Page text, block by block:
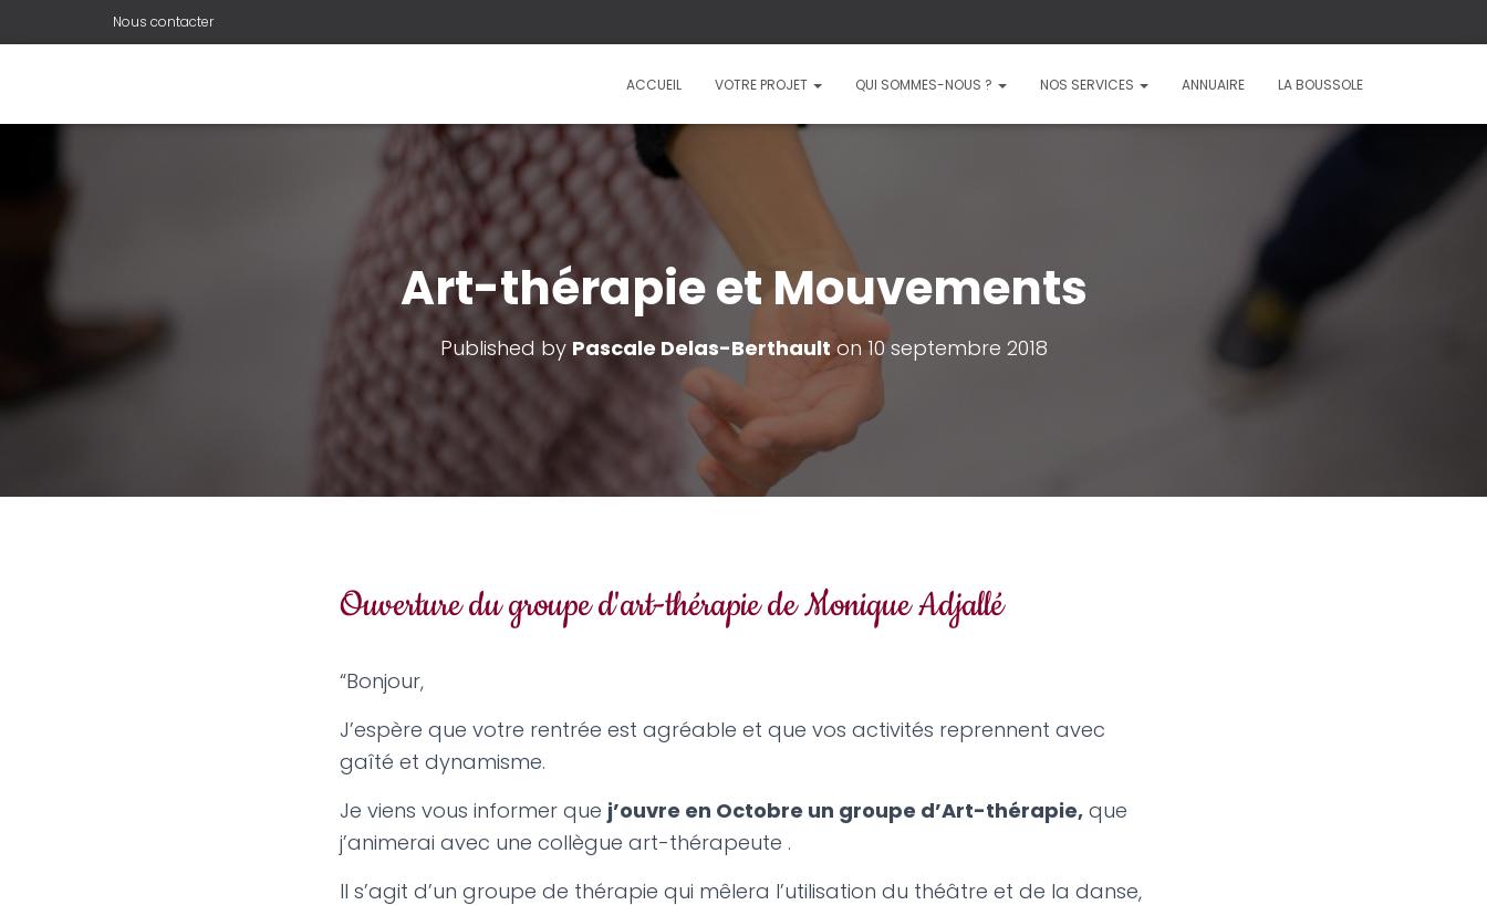
Nous contacter
ACCUEIL VOTRE PROJET QUI SOMMES-NOUS ? NOS SERVICES ANNUAIRE LA BOUSSOLE
Art-thérapie et Mouvements
Published by Pascale Delas-Berthaulton 10 septembre 2018
Ouverture du groupe d'art-thérapie de Monique Adjallé
“Bonjour,
J’espère que votre rentrée est agréable et que vos activités reprennent avec
gaîté et dynamisme.
Je viens vous informer que j’ouvre en Octobre un groupe d’Art-thérapie, que
j’animerai avec une collègue art-thérapeute .
Il s’agit d’un groupe de thérapie qui mêlera l’utilisation du théâtre et de la danse,